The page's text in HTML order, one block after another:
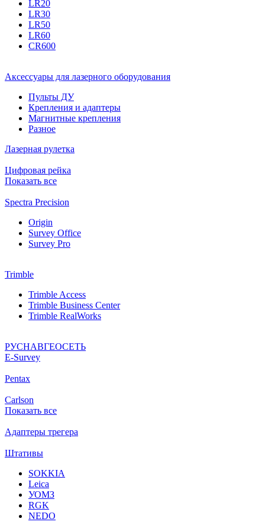
LR20
LR30
LR50
LR60
CR600
Аксессуары для лазерного оборудования
Пульты ДУ
Крепления и адаптеры
Магнитные крепления
Разное
Лазерная рулетка
Цифровая рейка
Показать все
Spectra Precision
Origin
Survey Office
Survey Pro
Trimble
Trimble Access
Trimble Business Center
Trimble RealWorks
РУСНАВГЕОСЕТЬ
Е-Survey
Pentax
Carlson
Показать все
Адаптеры трегера
Штативы
SOKKIA
Leica
УОМЗ
RGK
NEDO